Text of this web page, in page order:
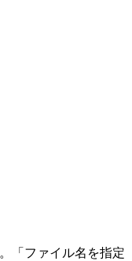
「ファイル名を指定